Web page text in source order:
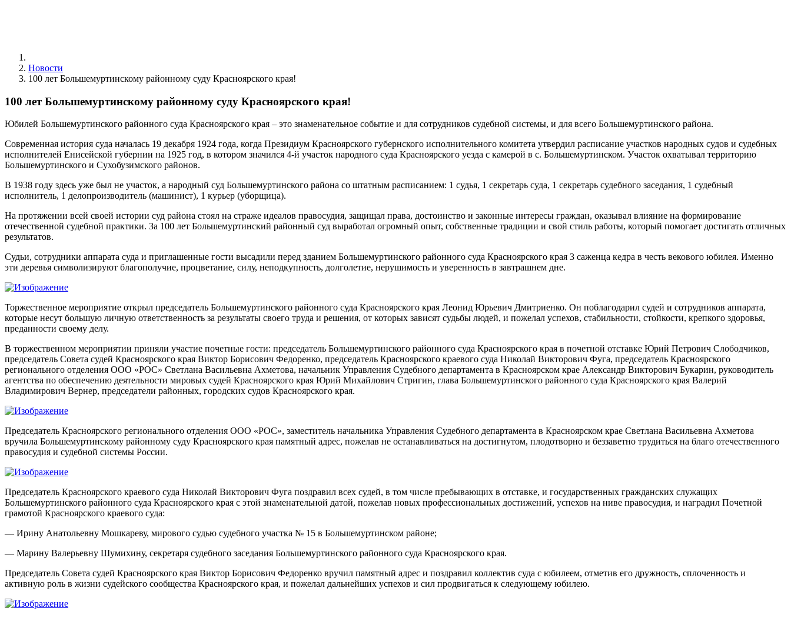
Новости
100 лет Большемуртинскому районному суду Красноярского края!
100 лет Большемуртинскому районному суду Красноярского края!
Юбилей Большемуртинского районного суда Красноярского края – это знаменательное событие и для сотрудников судебной системы, и для всего Большемуртинского района.
Современная история суда началась 19 декабря 1924 года, когда Президиум Красноярского губернского исполнительного комитета утвердил расписание участков народных судов и судебных
исполнителей Енисейской губернии на 1925 год, в котором значился 4-й участок народного суда Красноярского уезда с камерой в с. Большемуртинском. Участок охватывал территорию
Большемуртинского и Сухобузимского районов.
В 1938 году здесь уже был не участок, а народный суд Большемуртинского района со штатным расписанием: 1 судья, 1 секретарь суда, 1 секретарь судебного заседания, 1 судебный
исполнитель, 1 делопроизводитель (машинист), 1 курьер (уборщица).
На протяжении всей своей истории суд района стоял на страже идеалов правосудия, защищал права, достоинство и законные интересы граждан, оказывал влияние на формирование
отечественной судебной практики. За 100 лет Большемуртинский районный суд выработал огромный опыт, собственные традиции и свой стиль работы, который помогает достигать отличных
результатов.
Судьи, сотрудники аппарата суда и приглашенные гости высадили перед зданием Большемуртинского районного суда Красноярского края 3 саженца кедра в честь векового юбилея. Именно
эти деревья символизируют благополучие, процветание, силу, неподкупность, долголетие, нерушимость и уверенность в завтрашнем дне.
Торжественное мероприятие открыл председатель Большемуртинского районного суда Красноярского края Леонид Юрьевич Дмитриенко. Он поблагодарил судей и сотрудников аппарата,
которые несут большую личную ответственность за результаты своего труда и решения, от которых зависят судьбы людей, и пожелал успехов, стабильности, стойкости, крепкого здоровья,
преданности своему делу.
В торжественном мероприятии приняли участие почетные гости: председатель Большемуртинского районного суда Красноярского края в почетной отставке Юрий Петрович Слободчиков,
председатель Совета судей Красноярского края Виктор Борисович Федоренко, председатель Красноярского краевого суда Николай Викторович Фуга, председатель Красноярского
регионального отделения ООО «РОС» Светлана Васильевна Ахметова, начальник Управления Судебного департамента в Красноярском крае Александр Викторович Букарин, руководитель
агентства по обеспечению деятельности мировых судей Красноярского края Юрий Михайлович Стригин, глава Большемуртинского районного суда Красноярского края Валерий
Владимирович Вернер, председатели районных, городских судов Красноярского края.
Председатель Красноярского регионального отделения ООО «РОС», заместитель начальника Управления Судебного департамента в Красноярском крае Светлана Васильевна Ахметова
вручила Большемуртинскому районному суду Красноярского края памятный адрес, пожелав не останавливаться на достигнутом, плодотворно и беззаветно трудиться на благо отечественного
правосудия и судебной системы России.
Председатель Красноярского краевого суда Николай Викторович Фуга поздравил всех судей, в том числе пребывающих в отставке, и государственных гражданских служащих
Большемуртинского районного суда Красноярского края с этой знаменательной датой, пожелав новых профессиональных достижений, успехов на ниве правосудия, и наградил Почетной
грамотой Красноярского краевого суда:
— Ирину Анатольевну Мошкареву, мирового судью судебного участка № 15 в Большемуртинском районе;
— Марину Валерьевну Шумихину, секретаря судебного заседания Большемуртинского районного суда Красноярского края.
Председатель Совета судей Красноярского края Виктор Борисович Федоренко вручил памятный адрес и поздравил коллектив суда с юбилеем, отметив его дружность, сплоченность и
активную роль в жизни судейского сообщества Красноярского края, и пожелал дальнейших успехов и сил продвигаться к следующему юбилею.